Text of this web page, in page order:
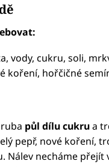
vody, cukru, soli,
koření, hořčičné
půl dílu cukrua
pepř, nové koření,
Nálev necháme přejít